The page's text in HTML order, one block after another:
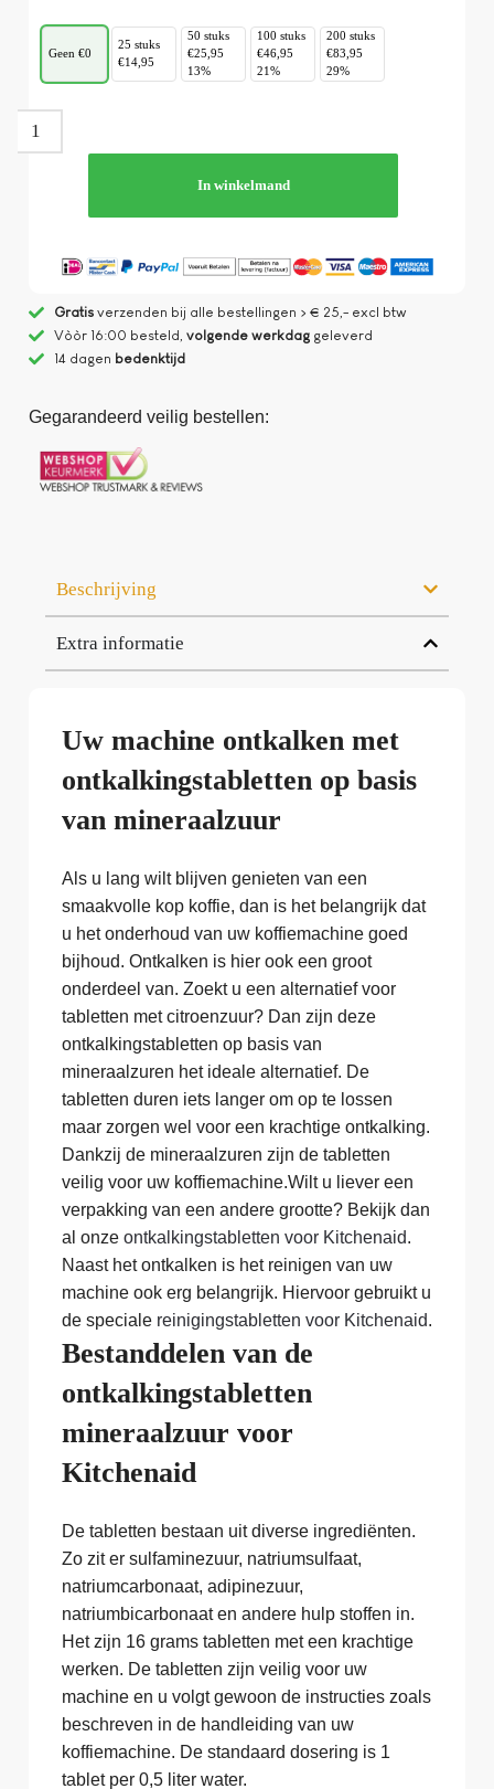
Geen €0
25 stuks
€14,95
50 stuks
€25,95
13%
100 stuks
€46,95
21%
200 stuks
€83,95
29%
In winkelmand
Gratisverzenden bij alle bestellingen > € 25,- excl btw
Vòòr 16:00 besteld, volgende werkdaggeleverd
14 dagen bedenktijd
Gegarandeerd veilig bestellen:
Beschrijving
Extra informatie
Uw machine ontkalken met
ontkalkingstabletten op basis
van mineraalzuur
Als u lang wilt blijven genieten van een
smaakvolle kop koffie, dan is het belangrijk dat
u het onderhoud van uw koffiemachine goed
bijhoud. Ontkalken is hier ook een groot
onderdeel van. Zoekt u een alternatief voor
tabletten met citroenzuur? Dan zijn deze
ontkalkingstabletten op basis van
mineraalzuren het ideale alternatief. De
tabletten duren iets langer om op te lossen
maar zorgen wel voor een krachtige ontkalking.
Dankzij de mineraalzuren zijn de tabletten
veilig voor uw koffiemachine.Wilt u liever een
verpakking van een andere grootte? Bekijk dan
al onze ontkalkingstabletten voor Kitchenaid.
Naast het ontkalken is het reinigen van uw
machine ook erg belangrijk. Hiervoor gebruikt u
de speciale reinigingstabletten voor Kitchenaid.
Bestanddelen van de
ontkalkingstabletten
mineraalzuur voor
Kitchenaid
De tabletten bestaan uit diverse ingrediënten.
Zo zit er sulfaminezuur, natriumsulfaat,
natriumcarbonaat, adipinezuur,
natriumbicarbonaat en andere hulp stoffen in.
Het zijn 16 grams tabletten met een krachtige
werken. De tabletten zijn veilig voor uw
machine en u volgt gewoon de instructies zoals
beschreven in de handleiding van uw
koffiemachine. De standaard dosering is 1
tablet per 0,5 liter water.